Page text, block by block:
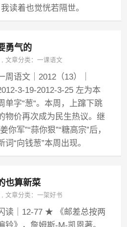
读着也觉恍若隔世。
勇气的
,文章分类：一课语文
周语文｜2012（13）｜
3-19-2012-3-25 左为本
单字“葱“。本周，上蹿下跳
物价再次成为民生热议。继
你军”“蒜你狠”“糖高宗”后，
词“向钱葱”本周出现。
也算新菜
,文章分类：一架好书
读｜12-77 ★ 《邮差总按两